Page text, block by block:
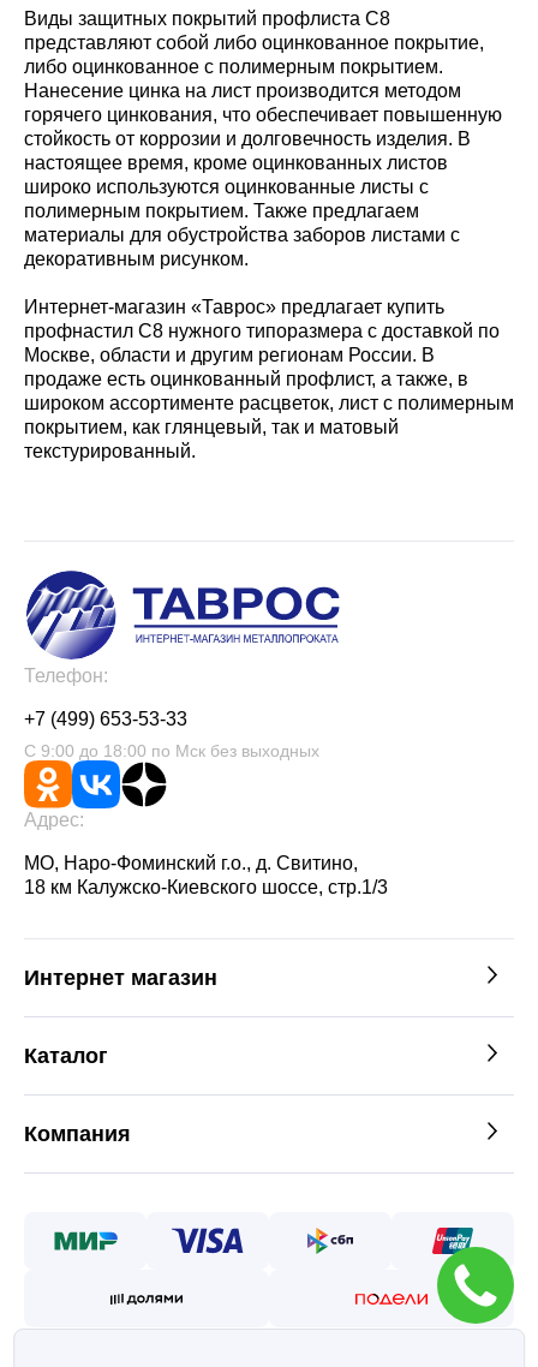
Виды защитных покрытий профлиста С8
представляют собой либо оцинкованное покрытие,
либо оцинкованное с полимерным покрытием.
Нанесение цинка на лист производится методом
горячего цинкования, что обеспечивает повышенную
стойкость от коррозии и долговечность изделия. В
настоящее время, кроме оцинкованных листов
широко используются оцинкованные листы с
полимерным покрытием. Также предлагаем
материалы для обустройства заборов листами с
декоративным рисунком.
Интернет-магазин «Таврос» предлагает купить
профнастил С8 нужного типоразмера с доставкой по
Москве, области и другим регионам России. В
продаже есть оцинкованный профлист, а также, в
широком ассортименте расцветок, лист с полимерным
покрытием, как глянцевый, так и матовый
текстурированный.
Телефон:
+7 (499) 653-53-33
С 9:00 до 18:00 по Мск без выходных
Адрес:
МО, Наро-Фоминский г.о., д. Свитино,
18 км Калужско-Киевского шоссе, стр.1/3
Интернет магазин
Каталог
Компания